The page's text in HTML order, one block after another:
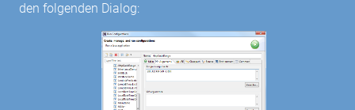
den folgenden Dialog: